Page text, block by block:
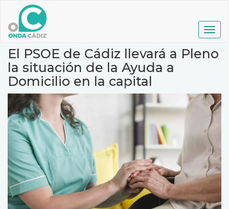
contenido
principal
El PSOE de Cádiz llevará a Pleno
la situación de la Ayuda a
Domicilio en la capital